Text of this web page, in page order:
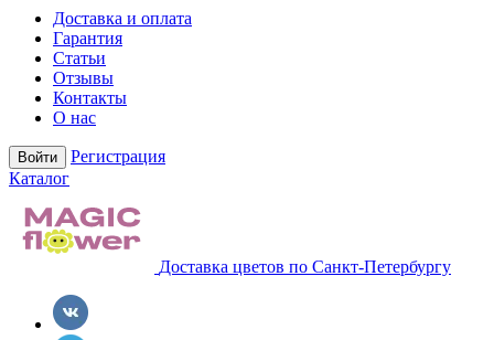
Доставка и оплата
Гарантия
Статьи
Отзывы
Контакты
О нас
Войти
Регистрация
Каталог
Доставка цветов по Санкт-Петербургу